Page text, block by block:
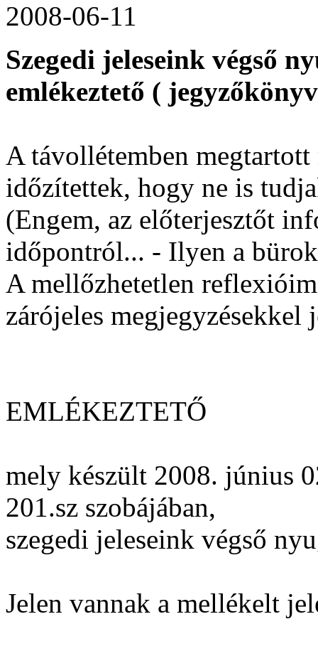
2008-06-11
Szegedi jeleseink végső
emlékeztető (
A távollétemben
időzítettek, hogy ne is
(Engem, az előterjesztőt
időpontról... - Ilyen a
A mellőzhetetlen
zárójeles megjegyzésekkel
EMLÉKEZTETŐ
mely készült 2008. június
201.sz szobájában,
szegedi jeleseink végső
Jelen vannak a mellékelt